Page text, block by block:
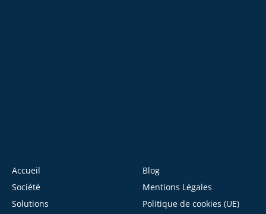
Accueil
Société
Solutions
Blog
Mentions Légales
Politique de cookies (UE)